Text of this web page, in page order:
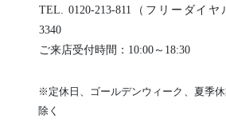
TEL. 0120-213-811（フリーダイヤ
3340
ご来店受付時間：10:00～18:30
※定休日、ゴールデンウィーク、夏季
除く